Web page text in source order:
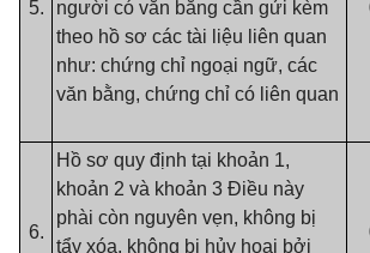
5.
người có văn bằng cần gửi kèm
theo hồ sơ các tài liệu liên quan
như: chứng chỉ ngoại ngữ, các
văn bằng, chứng chỉ có liên quan
6.
Hồ sơ quy định tại khoản 1,
khoản 2 và khoản 3 Điều này
phài còn nguyên vẹn, không bị
tẩy xóa, không bị hủy hoại bởi